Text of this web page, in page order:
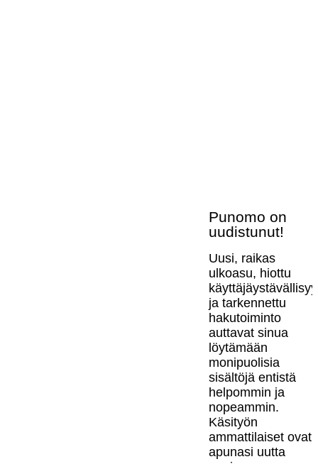
Punomo on
uudistunut!
Uusi, raikas
ulkoasu, hiottu
ja tarkennettu
hakutoiminto
auttavat sinua
löytämään
monipuolisia
sisältöjä entistä
helpommin ja
nopeammin.
Käsityön
ammattilaiset ovat
apunasi uutta